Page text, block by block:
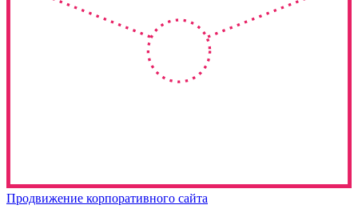
Продвижение корпоративного сайта